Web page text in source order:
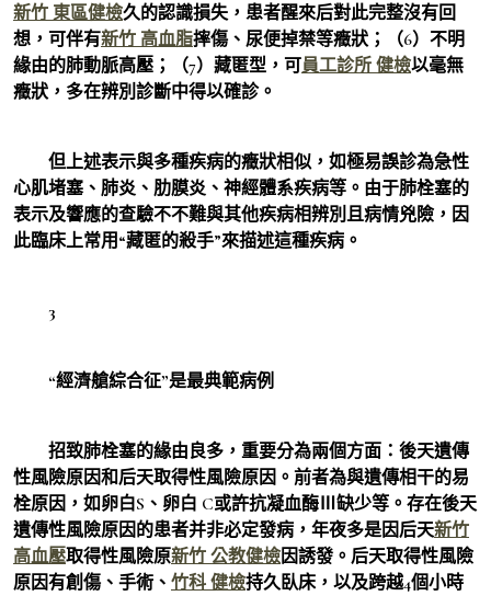
新竹 東區健檢久的認識損失，患者醒來后對此完整沒有回
想，可伴有新竹 高血脂摔傷、尿便掉禁等癥狀；（6）不明
緣由的肺動脈高壓；（7）藏匿型，可員工診所 健檢以毫無
癥狀，多在辨別診斷中得以確診。
但上述表示與多種疾病的癥狀相似，如極易誤診為急性
心肌堵塞、肺炎、肋膜炎、神經體系疾病等。由于肺栓塞的
表示及響應的查驗不不難與其他疾病相辨別且病情兇險，因
此臨床上常用“藏匿的殺手”來描述這種疾病。
3
“經濟艙綜合征”是最典範病例
招致肺栓塞的緣由良多，重要分為兩個方面：後天遺傳
性風險原因和后天取得性風險原因。前者為與遺傳相干的易
栓原因，如卵白S、卵白 C或許抗凝血酶Ⅲ缺少等。存在後天
遺傳性風險原因的患者并非必定發病，年夜多是因后天新竹
高血壓取得性風險原新竹 公教健檢因誘發。后天取得性風險
原因有創傷、手術、 竹科 健檢持久臥床，以及跨越4個小時